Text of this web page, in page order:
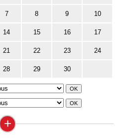
7 8 9 10
14 15 16 17
21 22 23 24
28 29 30
+